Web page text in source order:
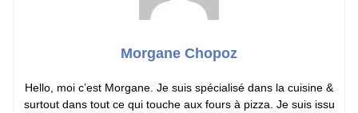
Morgane Chopoz
Hello, moi c’est Morgane. Je suis spécialisé dans la cuisine &
surtout dans tout ce qui touche aux fours à pizza. Je suis issu